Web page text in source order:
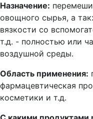
Назначение:
овощного сырья, а
вязкости со
т.д. - полностью или
воздушной среды.
Область применения:
фармацевтическая
косметики и т.д.